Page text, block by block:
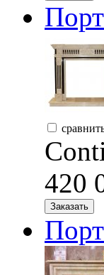
420
Заказать